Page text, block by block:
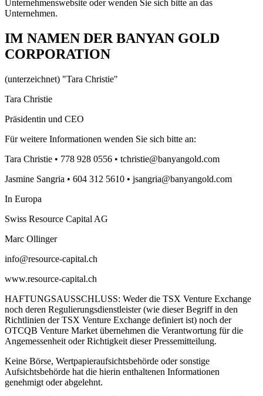
Unternehmenswebsite oder wenden Sie sich bitte an das
Unternehmen.
IM NAMEN DER BANYAN GOLD
CORPORATION
(unterzeichnet) "Tara Christie"
Tara Christie
Präsidentin und CEO
Für weitere Informationen wenden Sie sich bitte an:
Tara Christie • 778 928 0556 • tchristie@banyangold.com
Jasmine Sangria • 604 312 5610 • jsangria@banyangold.com
In Europa
Swiss Resource Capital AG
Marc Ollinger
info@resource-capital.ch
www.resource-capital.ch
HAFTUNGSAUSSCHLUSS: Weder die TSX Venture Exchange
noch deren Regulierungsdienstleister (wie dieser Begriff in den
Richtlinien der TSX Venture Exchange definiert ist) noch der
OTCQB Venture Market übernehmen die Verantwortung für die
Angemessenheit oder Richtigkeit dieser Pressemitteilung.
Keine Börse, Wertpapieraufsichtsbehörde oder sonstige
Aufsichtsbehörde hat die hierin enthaltenen Informationen
genehmigt oder abgelehnt.